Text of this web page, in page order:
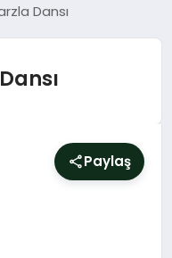
Dansı
Paylaş